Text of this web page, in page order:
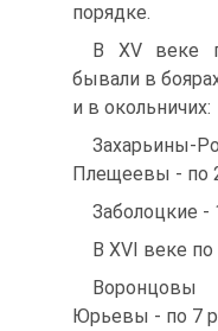
порядке.
В XV веке
бывали в
и в окольничих:
Плещеевы - по
Заболоцкие -
В XVI веке по
Юрьевы - по 7